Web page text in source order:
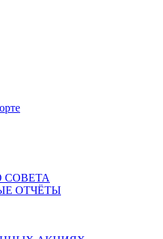
СОВЕТА
ОТЧЁТЫ